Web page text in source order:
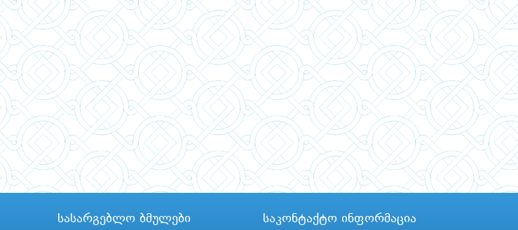
სასარგებლო ბმულები საკონტაქტო ინფორმაცია